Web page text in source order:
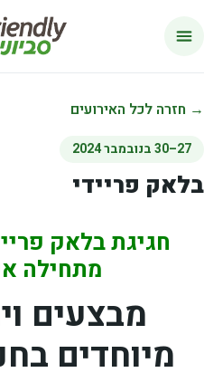
→ חזרה לכל האירועים
27–30 בנובמבר 2024
בלאק פריידי
חגיגת בלאק
מתחילה
מבצעים
מיוחדים